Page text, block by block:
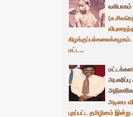
வகிபாகம்
மட்ட...
அடிமை
புறப்பட்ட தமிழினம் இன்று